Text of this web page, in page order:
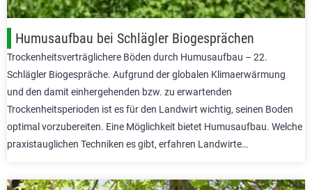
Humusaufbau bei Schlägler Biogesprächen
Trockenheitsverträglichere Böden durch Humusaufbau – 22.
Schlägler Biogespräche. Aufgrund der globalen Klimaerwärmung
und den damit einhergehenden bzw. zu erwartenden
Trockenheitsperioden ist es für den Landwirt wichtig, seinen Boden
optimal vorzubereiten. Eine Möglichkeit bietet Humusaufbau. Welche
praxistauglichen Techniken es gibt, erfahren Landwirte…